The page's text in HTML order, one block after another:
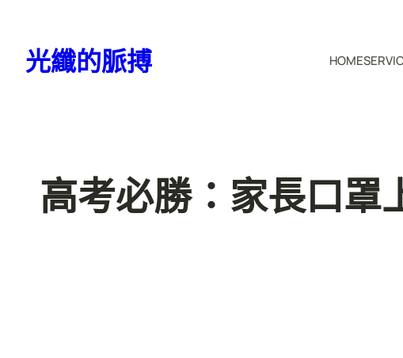
光纖的脈搏 HOME
高考必勝：家長口罩